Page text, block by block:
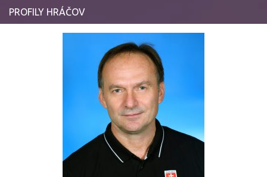
PROFILY HRÁČOV